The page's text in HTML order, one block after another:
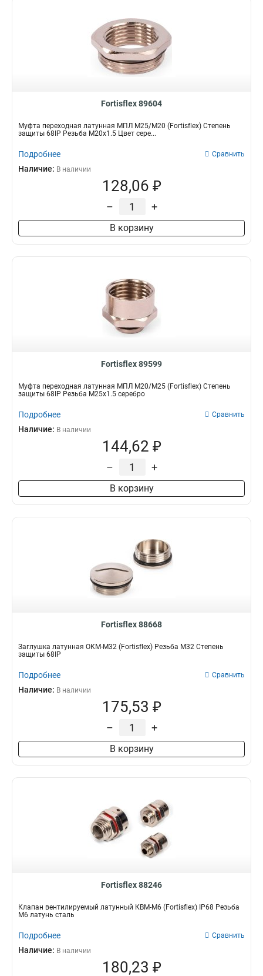
Fortisflex 89604
Муфта переходная латунная МПЛ М25/М20 (Fortisflex) Степень
защиты 68IP Резьба M20x1.5 Цвет сере...
Подробнее Сравнить
Наличие: В наличии
128,06 ₽
– +
В корзину
Fortisflex 89599
Муфта переходная латунная МПЛ М20/М25 (Fortisflex) Степень
защиты 68IP Резьба M25x1.5 серебро
Подробнее Сравнить
Наличие: В наличии
144,62 ₽
– +
В корзину
Fortisflex 88668
Заглушка латунная ОКМ-M32 (Fortisflex) Резьба M32 Степень
защиты 68IP
Подробнее Сравнить
Наличие: В наличии
175,53 ₽
– +
В корзину
Fortisflex 88246
Клапан вентилируемый латунный КВМ-М6 (Fortisflex) IP68 Резьба
M6 латунь сталь
Подробнее Сравнить
Наличие: В наличии
180,23 ₽